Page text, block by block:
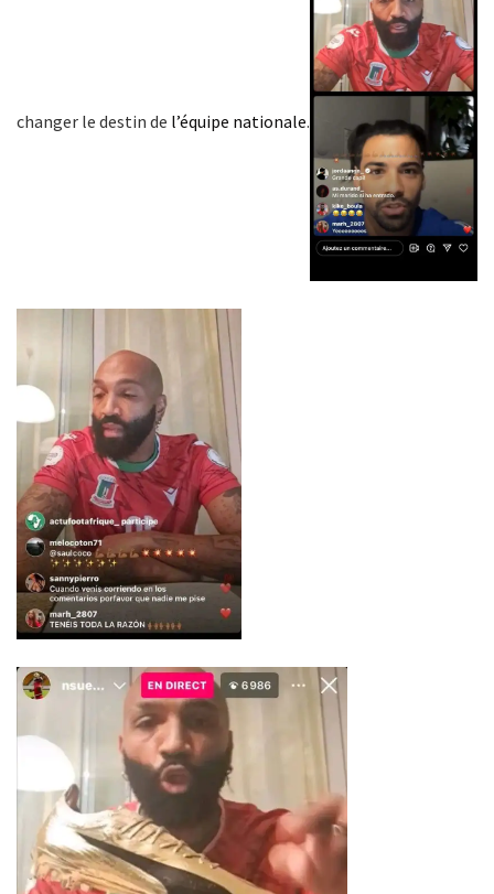
changer le destin de l’équipe nationale.